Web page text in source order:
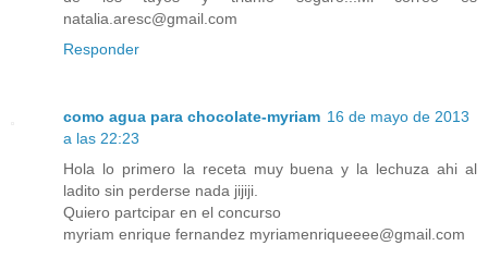
natalia.aresc@gmail.com
Responder
como agua para chocolate-myriam 16 de mayo de 2013
a las 22:23
Hola lo primero la receta muy buena y la lechuza ahi al
ladito sin perderse nada jijiji.
Quiero partcipar en el concurso
myriam enrique fernandez myriamenriqueeee@gmail.com